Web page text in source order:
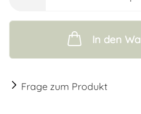
In den
Frage zum Produkt